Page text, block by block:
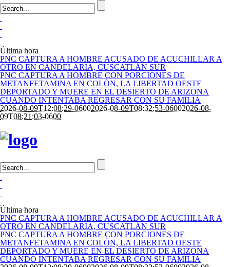
Última hora
PNC CAPTURA A HOMBRE ACUSADO DE ACUCHILLAR A
OTRO EN CANDELARIA, CUSCATLÁN SUR
PNC CAPTURA A HOMBRE CON PORCIONES DE
METANFETAMINA EN COLÓN, LA LIBERTAD OESTE
DEPORTADO Y MUERE EN EL DESIERTO DE ARIZONA
CUANDO INTENTABA REGRESAR CON SU FAMILIA
2026-08-09T12:08:29-06002026-08-09T08:32:53-06002026-08-
09T08:21:03-0600
Última hora
PNC CAPTURA A HOMBRE ACUSADO DE ACUCHILLAR A
OTRO EN CANDELARIA, CUSCATLÁN SUR
PNC CAPTURA A HOMBRE CON PORCIONES DE
METANFETAMINA EN COLÓN, LA LIBERTAD OESTE
DEPORTADO Y MUERE EN EL DESIERTO DE ARIZONA
CUANDO INTENTABA REGRESAR CON SU FAMILIA